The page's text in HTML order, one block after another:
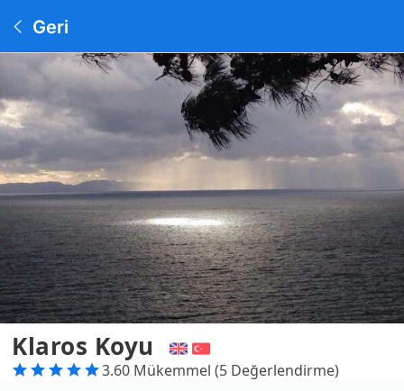
Geri
Klaros Koyu
3.60 Mükemmel (5 Değerlendirme)